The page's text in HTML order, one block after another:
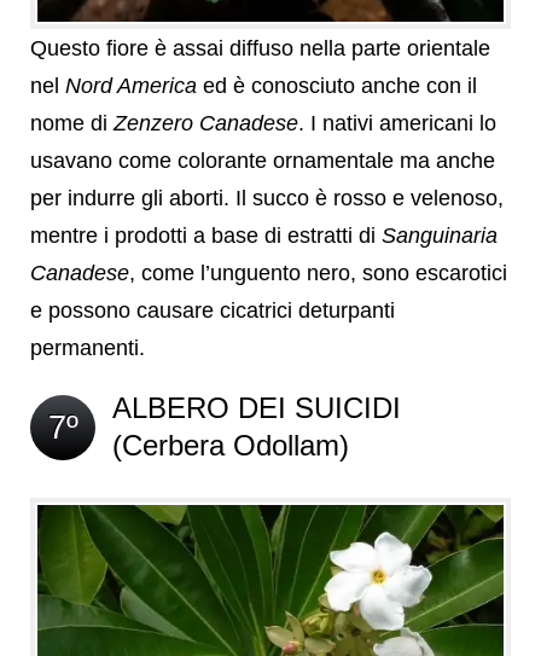
Questo fiore è assai diffuso nella parte orientale
nel Nord America ed è conosciuto anche con il
nome di Zenzero Canadese. I nativi americani lo
usavano come colorante ornamentale ma anche
per indurre gli aborti. Il succo è rosso e velenoso,
mentre i prodotti a base di estratti di Sanguinaria
Canadese, come l’unguento nero, sono escarotici
e possono causare cicatrici deturpanti
permanenti.
7º
ALBERO DEI SUICIDI
(Cerbera Odollam)